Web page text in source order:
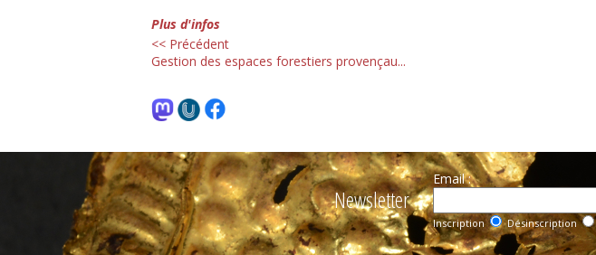
Plus d'infos
<< Précédent
Gestion des espaces forestiers provençau...
Newsletter
Email :
Inscription Désinscription